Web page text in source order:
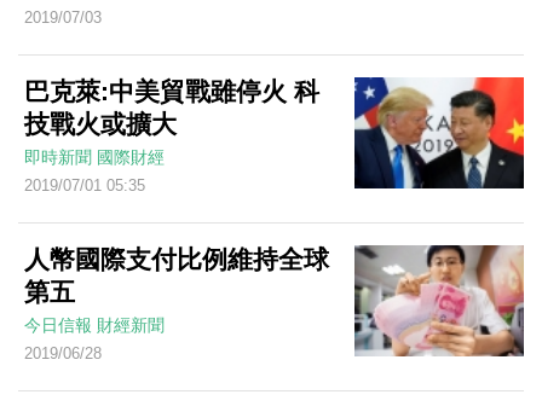
2019/07/03
巴克萊:中美貿戰雖停火 科
技戰火或擴大
即時新聞 國際財經
2019/07/01 05:35
人幣國際支付比例維持全球
第五
今日信報 財經新聞
2019/06/28